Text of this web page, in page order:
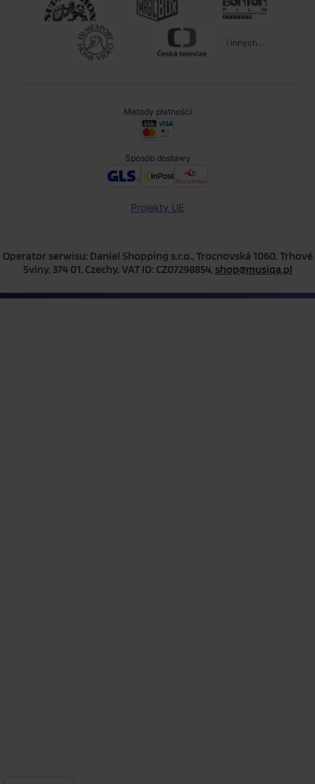
i innych...
Metody płatności
Sposób dostawy
Projekty UE
Operator serwisu: Daniel Shopping s.r.o., Trocnovská 1060, Trhové
Sviny, 374 01, Czechy, VAT ID: CZ07298854, shop@musiqa.pl